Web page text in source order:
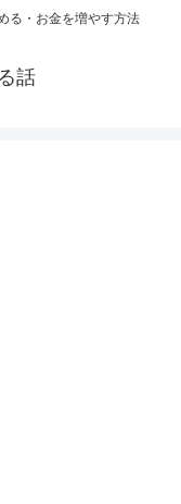
る・お金を増やす方法
話